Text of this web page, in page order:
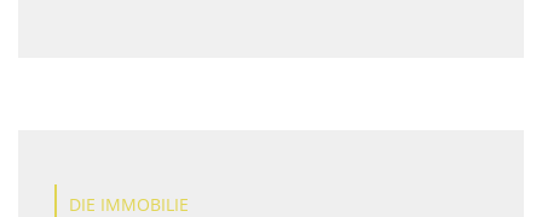
DIE IMMOBILIE